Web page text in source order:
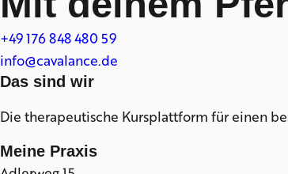
+49 176 848 480 59
info@cavalance.de
Das sind wir
Die therapeutische Kursplattform für einen
Meine Praxis